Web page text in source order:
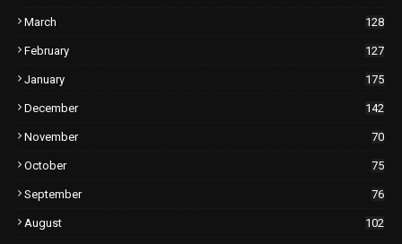
March 128
February 127
January 175
December 142
November 70
October 75
September 76
August 102